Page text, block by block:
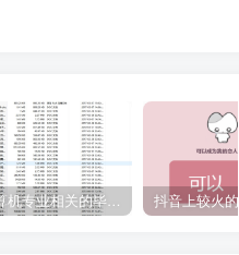
计算机专业相关的毕业设计论文合集免费下载